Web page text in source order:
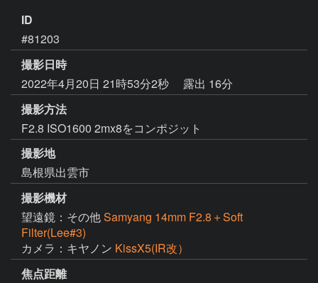
ID
#81203
撮影日時
2022年4月20日 21時53分2秒
露出 16分
撮影方法
F2.8 ISO1600 2mx8をコンポジット
撮影地
島根県出雲市
撮影機材
望遠鏡：その他Samyang 14mm F2.8＋Soft
Filter(Lee#3)
カメラ：キヤノン KissX5(IR改）
焦点距離